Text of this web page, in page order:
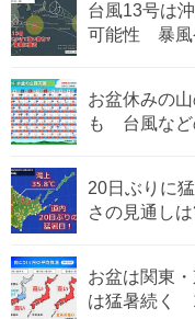
台風13号は
可能性 暴風
お盆休みの
も 台風など
20日ぶりに
さの見通し
お盆は関東
は猛暑続く